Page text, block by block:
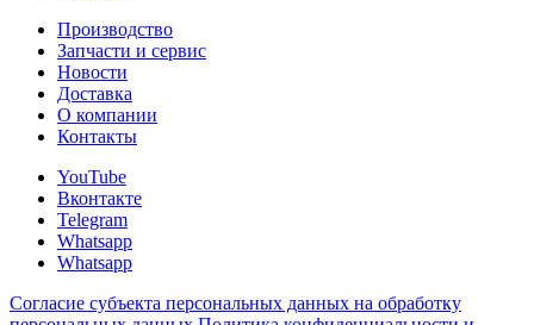
Производство
Запчасти и сервис
Новости
Доставка
О компании
Контакты
YouTube
Вконтакте
Telegram
Whatsapp
Whatsapp
Согласие субъекта персональных данных на обработку